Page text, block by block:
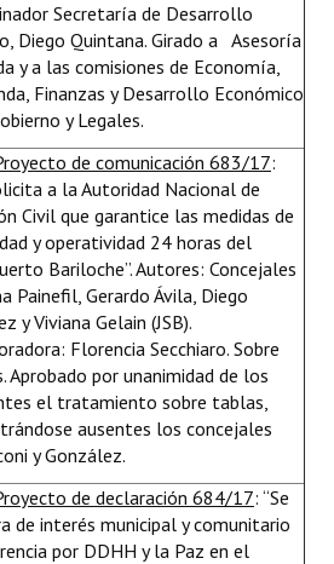
Secretaría de Desarrollo
Diego Quintana. Girado a Asesoría
y a las comisiones de Economía,
Finanzas y Desarrollo Económico
y Legales.
de comunicación 683/17:
a la Autoridad Nacional de
Civil que garantice las medidas de
y operatividad 24 horas del
Bariloche”. Autores: Concejales
Painefil, Gerardo Ávila, Diego
y Viviana Gelain (JSB).
Florencia Secchiaro. Sobre
Aprobado por unanimidad de los
el tratamiento sobre tablas,
ausentes los concejales
y González.
de declaración 684/17: “Se
de interés municipal y comunitario
por DDHH y la Paz en el